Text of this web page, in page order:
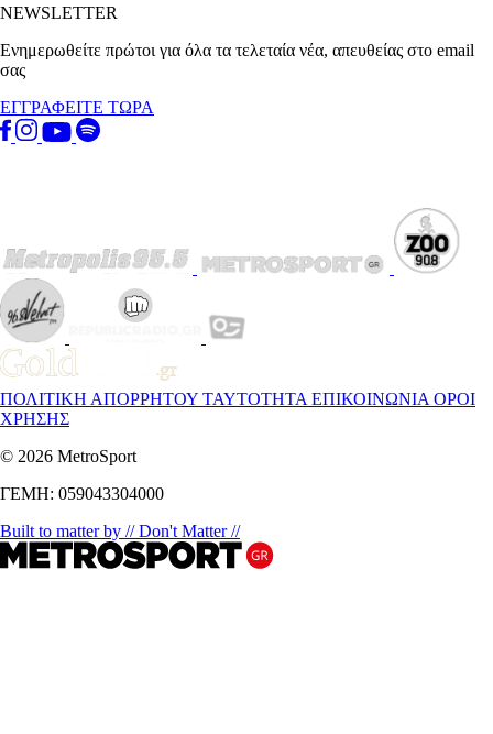
NEWSLETTER
Ενημερωθείτε πρώτοι για όλα τα τελεταία νέα, απευθείας στο email
σας
ΕΓΓΡΑΦΕΙΤΕ ΤΩΡΑ
ΠΟΛΙΤΙΚΗ ΑΠΟΡΡΗΤΟΥ ΤΑΥΤΟΤΗΤΑ ΕΠΙΚΟΙΝΩΝΙΑ ΟΡΟΙ
ΧΡΗΣΗΣ
© 2026 MetroSport
ΓΕΜΗ: 059043304000
Built to matter by // Don't Matter //